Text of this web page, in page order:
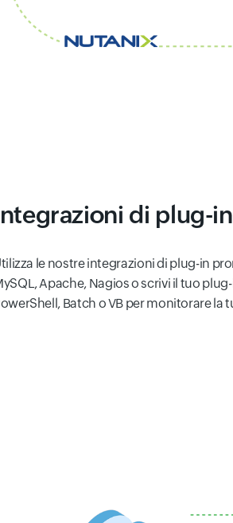
di plug-in
le nostre integrazioni di plug-in
Apache, Nagios o scrivi il tuo
Batch o VB per monitorare